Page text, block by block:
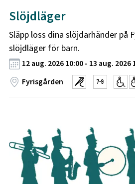
Slöjdläger
Släpp loss dina slöjdarhänder på
slöjdläger för barn.
12 aug. 2026 10:00 - 13 aug. 2026
Fyrisgården